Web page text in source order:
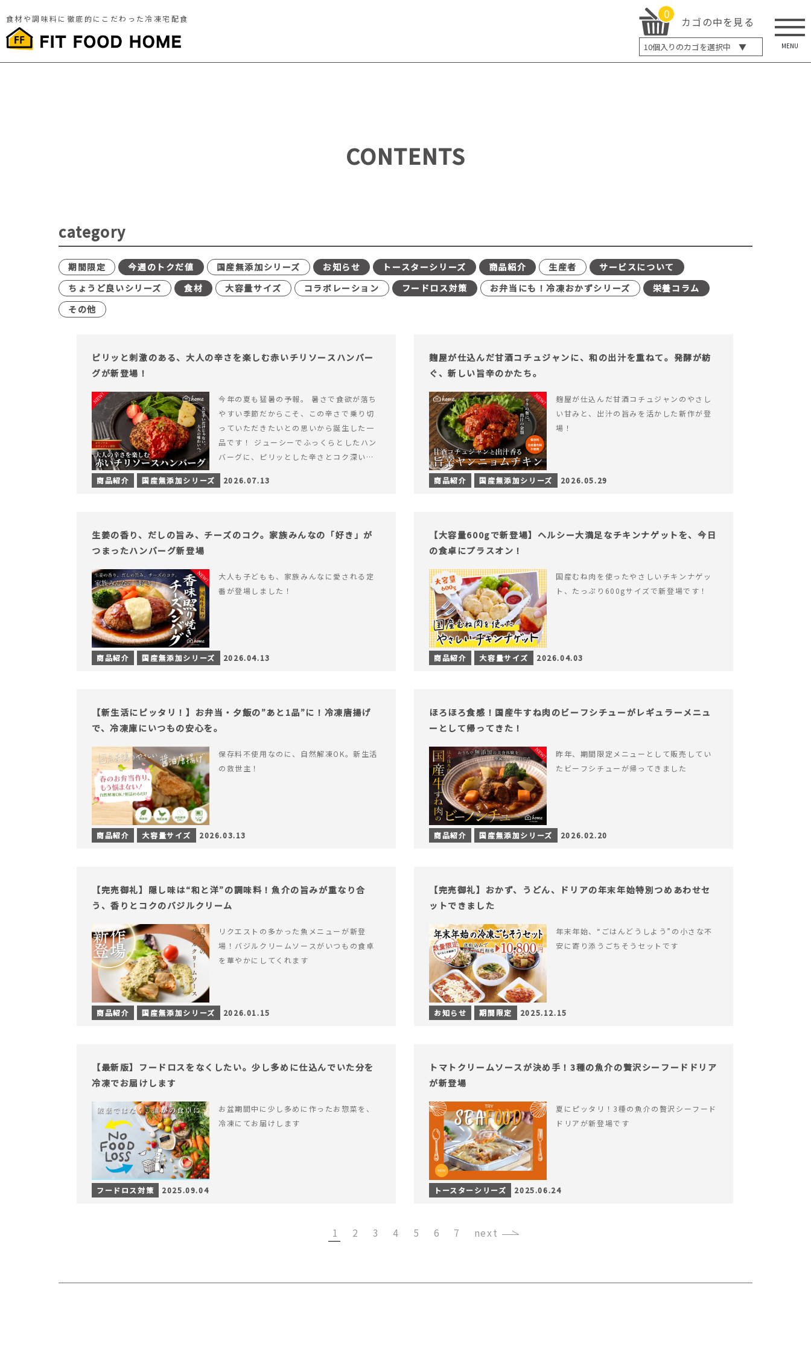
食材や調味料に徹底的にこだわった冷凍宅配食 0
カゴの中を見る
10個入りのカゴを選択中 ▼
5個入り
MENU
CONTENTS
category
期間限定 今週のトクだ値 国産無添加シリーズ お知らせ トースターシリーズ 商品紹介 生産者
サービスについて
ちょうど良いシリーズ
食材 大容量サイズ コラボレーション フードロス対策 お弁当にも！冷凍おかずシリーズ
栄養コラム
その他
ピリッと刺激のある、大人の辛さを楽しむ赤いチリソースハンバー
グが新登場！
今年の夏も猛暑の予報。 暑さで食欲が落ち
やすい季節だからこそ、この辛さで乗り切
っていただきたいとの思いから誕生した一
品です！ ジューシーでふっくらとしたハン
バーグに、ピリッとした辛さとコク深い旨
みが楽しめる特製チリソース&hellip; 続き
を読む ピリッと刺激のある、大人の辛さを
商品紹介 国産無添加シリーズ 2026.07.13
麹屋が仕込んだ甘酒コチュジャンに、和の出汁を重ねて。発酵が紡
ぐ、新しい旨辛のかたち。
麹屋が仕込んだ甘酒コチュジャンのやさし
い甘みと、出汁の旨みを活かした新作が登
場！
商品紹介 国産無添加シリーズ 2026.05.29
生姜の香り、だしの旨み、チーズのコク。家族みんなの「好き」が
つまったハンバーグ新登場
大人も子どもも、家族みんなに愛される定
番が登場しました！
商品紹介 国産無添加シリーズ 2026.04.13
【大容量600gで新登場】ヘルシー大満足なチキンナゲットを、今日
の食卓にプラスオン！
国産むね肉を使ったやさしいチキンナゲッ
ト、たっぷり600gサイズで新登場です！
商品紹介 大容量サイズ 2026.04.03
【新生活にピッタリ！】お弁当・夕飯の”あと1品”に！冷凍唐揚げ
で、冷凍庫にいつもの安心を。
保存料不使用なのに、自然解凍OK。新生活
の救世主！
商品紹介 大容量サイズ 2026.03.13
ほろほろ食感！国産牛すね肉のビーフシチューがレギュラーメニュ
ーとして帰ってきた！
昨年、期間限定メニューとして販売してい
たビーフシチューが帰ってきました
商品紹介 国産無添加シリーズ 2026.02.20
【完売御礼】隠し味は“和と洋”の調味料！魚介の旨みが重なり合
う、香りとコクのバジルクリーム
リクエストの多かった魚メニューが新登
場！バジルクリームソースがいつもの食卓
を華やかにしてくれます
商品紹介 国産無添加シリーズ 2026.01.15
【完売御礼】おかず、うどん、ドリアの年末年始特別つめあわせセ
ットできました
年末年始、“ごはんどうしよう”の小さな不
安に寄り添うごちそうセットです
お知らせ 期間限定 2025.12.15
【最新版】フードロスをなくしたい。少し多めに仕込んでいた分を
冷凍でお届けします
お盆期間中に少し多めに作ったお惣菜を、
冷凍にてお届けします
フードロス対策 2025.09.04
トマトクリームソースが決め手！3種の魚介の贅沢シーフードドリア
が新登場
夏にピッタリ！3種の魚介の贅沢シーフード
ドリアが新登場です
トースターシリーズ 2025.06.24
1 2 3 4 5 6 7 ›